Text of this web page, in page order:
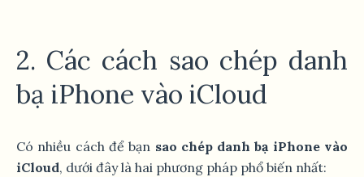
2. Các cách sao chép danh
bạ iPhone vào iCloud
Có nhiều cách để bạn sao chép danh bạ iPhone vào
iCloud, dưới đây là hai phương pháp phổ biến nhất: